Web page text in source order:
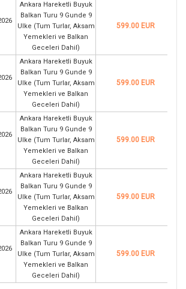
Ankara Hareketli Buyuk
Balkan Turu 9 Gunde 9
Ulke (Tum Turlar, Aksam
Yemekleri ve Balkan
Geceleri Dahil)
599.00 EUR
Ankara Hareketli Buyuk
Balkan Turu 9 Gunde 9
Ulke (Tum Turlar, Aksam
Yemekleri ve Balkan
Geceleri Dahil)
599.00 EUR
Ankara Hareketli Buyuk
Balkan Turu 9 Gunde 9
Ulke (Tum Turlar, Aksam
Yemekleri ve Balkan
Geceleri Dahil)
599.00 EUR
Ankara Hareketli Buyuk
Balkan Turu 9 Gunde 9
Ulke (Tum Turlar, Aksam
Yemekleri ve Balkan
Geceleri Dahil)
599.00 EUR
Ankara Hareketli Buyuk
Balkan Turu 9 Gunde 9
Ulke (Tum Turlar, Aksam
Yemekleri ve Balkan
Geceleri Dahil)
599.00 EUR